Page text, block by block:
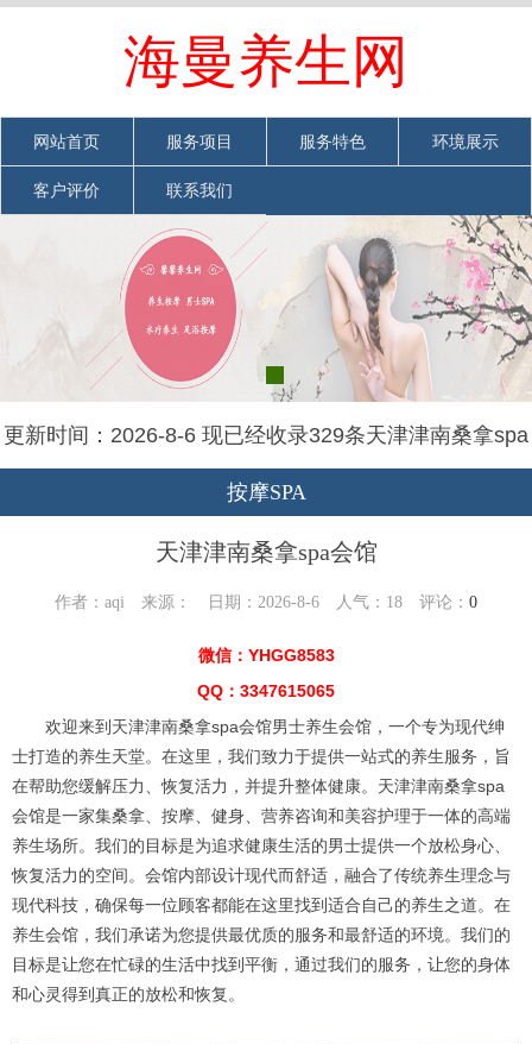
网站首页 加入收藏
海曼养生网
网站首页 服务项目 服务特色 环境展示
客户评价 联系我们
更新时间：2026-8-6 现已经收录329条天津津南桑拿spa
会馆信息
按摩SPA
天津津南桑拿spa会馆
作者：aqi 来源： 日期：2026-8-6 人气： 18 评论： 0
微信：YHGG8583
QQ：3347615065
欢迎来到天津津南桑拿spa会馆男士养生会馆，一个专为现代绅
士打造的养生天堂。在这里，我们致力于提供一站式的养生服务，旨
在帮助您缓解压力、恢复活力，并提升整体健康。天津津南桑拿spa
会馆是一家集桑拿、按摩、健身、营养咨询和美容护理于一体的高端
养生场所。我们的目标是为追求健康生活的男士提供一个放松身心、
恢复活力的空间。会馆内部设计现代而舒适，融合了传统养生理念与
现代科技，确保每一位顾客都能在这里找到适合自己的养生之道。在
养生会馆，我们承诺为您提供最优质的服务和最舒适的环境。我们的
目标是让您在忙碌的生活中找到平衡，通过我们的服务，让您的身体
和心灵得到真正的放松和恢复。